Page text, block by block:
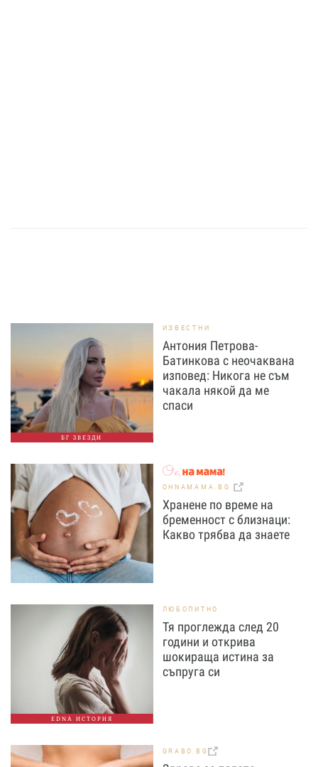
БГ ЗВЕЗДИ
ИЗВЕСТНИ
Антония Петрова-
Батинкова с неочаквана
изповед: Никога не съм
чакала някой да ме
спаси
OHNAMAMA.BG
Хранене по време на
бременност с близнаци:
Какво трябва да знаете
EDNA ИСТОРИЯ
ЛЮБОПИТНО
Тя проглежда след 20
години и открива
шокираща истина за
съпруга си
GRABO.BG